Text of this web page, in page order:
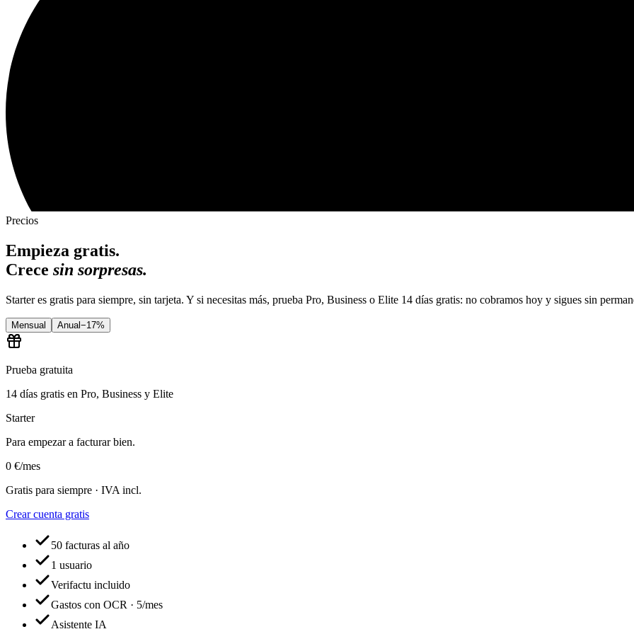
Precios
Empieza gratis.
Crece sin sorpresas.
Starter es gratis para siempre, sin tarjeta. Y si necesitas más, prueba Pro, Business o Elite 14 días gratis: no cobramos hoy y sigues sin
Mensual Anual −17%
Prueba gratuita
14 días gratis en Pro, Business y Elite
Starter
Para empezar a facturar bien.
0 €/mes
Gratis para siempre · IVA incl.
Crear cuenta gratis
50 facturas al año
1 usuario
Verifactu incluido
Gastos con OCR · 5/mes
Asistente IA